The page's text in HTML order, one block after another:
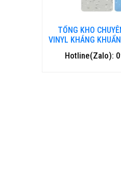
TỔNG KHO
VINYL KHÁNG
Hotline(Zalo):